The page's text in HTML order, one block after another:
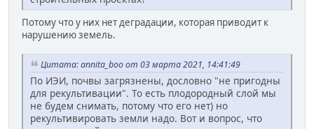
Потому что у них нет деградации, которая приводит к
нарушению земель.
Цитата: annita_boo от 03 марта 2021, 14:41:49
По ИЭИ, почвы загрязнены, дословно "не пригодны
для рекультивации". То есть плодородный слой мы
не будем снимать, потому что его нет) но
рекультивировать земли надо. Вот и вопрос, что